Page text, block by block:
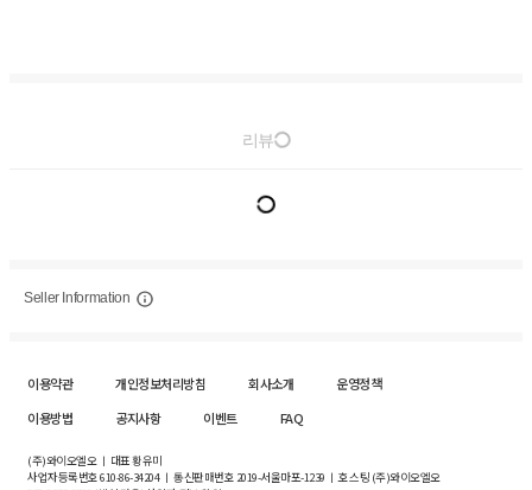
리뷰
Seller Information
이용약관 개인정보처리방침 회사소개
운영정책
이용방법
공지사항 이벤트 FAQ
(주)와이오엘오 ㅣ 대표 황유미
사업자등록번호610-86-34204ㅣ 통신판매번호 2019-서울마포-1239 ㅣ 호스팅 (주)와이오엘오